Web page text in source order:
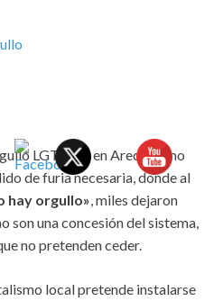
LGTBQ+ en Arequipa no
de furia necesaria, donde al
hay orgullo» , miles dejaron
son una concesión del sistema,
no pretenden ceder.
local pretende instalarse